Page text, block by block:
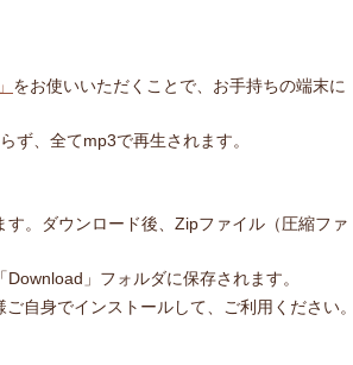
をお使いいただくことで、お手持ちの端末に
ず、全てmp3で再生されます。
。ダウンロード後、Zipファイル（圧縮ファ
」フォルダに保存されます。
自身でインストールして、ご利用ください。